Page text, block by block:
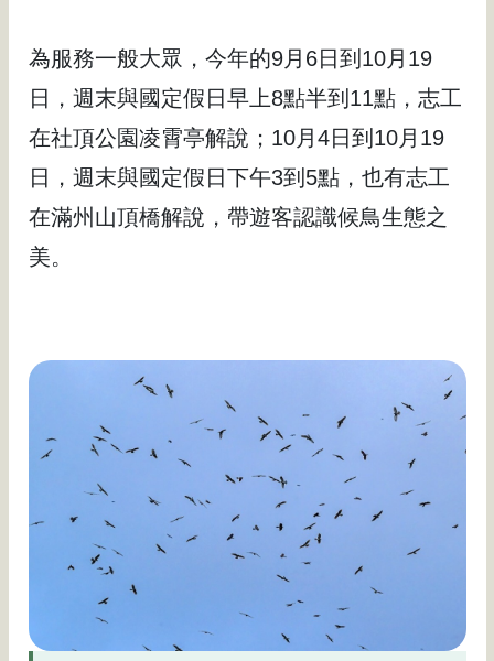
為服務一般大眾，今年的9月6日到10月19
日，週末與國定假日早上8點半到11點，志工
在社頂公園凌霄亭解說；10月4日到10月19
日，週末與國定假日下午3到5點，也有志工
在滿州山頂橋解說，帶遊客認識候鳥生態之
美。